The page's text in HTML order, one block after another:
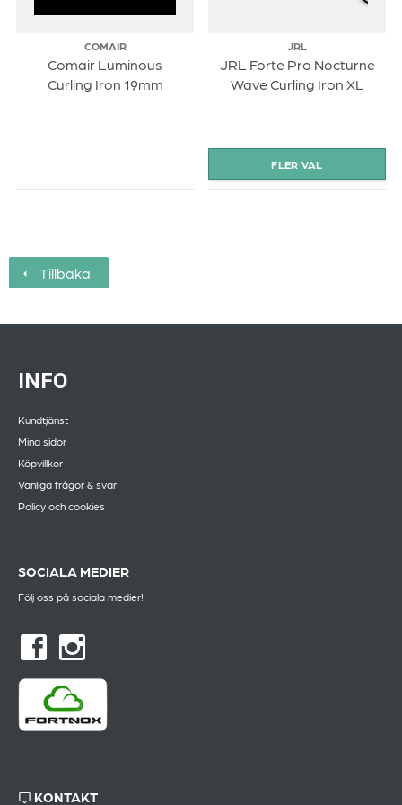
Integrerat ställ för säker förvaring
COMAIR
Comair Luminous
Curling Iron 19mm
JRL
JRL Forte Pro Nocturne
Wave Curling Iron XL
Tillbaka
INFO
Kundtjänst
Mina sidor
Köpvillkor
Vanliga frågor & svar
Policy och cookies
SOCIALA MEDIER
Följ oss på sociala medier!
KONTAKT